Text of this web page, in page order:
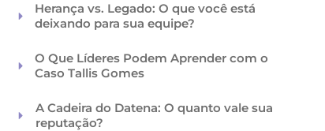
Herança vs. Legado: O que você está
deixando para sua equipe?
O Que Líderes Podem Aprender com o
Caso Tallis Gomes
A Cadeira do Datena: O quanto vale sua
reputação?